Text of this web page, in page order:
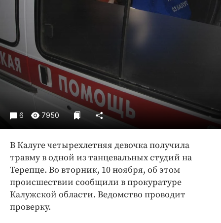
Спорт
Экономика и бизнес
ПРОЕКТЫ
Блоги
Издания
Медиаперсона
Интересное чтиво
Клиника года
Бренд года
Работодатель года
6 7950
В Калуге четырехлетняя девочка получила
травму в одной из танцевальных студий на
Терепце. Во вторник, 10 ноября, об этом
происшествии сообщили в прокуратуре
Калужской области. Ведомство проводит
проверку.